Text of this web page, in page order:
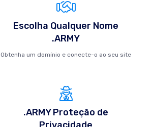
Escolha Qualquer Nome
.ARMY
Obtenha um domínio e conecte-o ao seu site
.ARMY Proteção de